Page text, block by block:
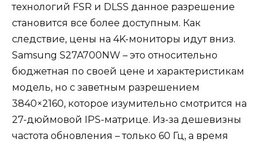
технологий FSR и DLSS данное разрешение
становится все более доступным. Как
следствие, цены на 4K-мониторы идут вниз.
Samsung S27A700NW – это относительно
бюджетная по своей цене и характеристикам
модель, но с заветным разрешением
3840×2160, которое изумительно смотрится на
27-дюймовой IPS-матрице. Из-за дешевизны
частота обновления – только 60 Гц, а время